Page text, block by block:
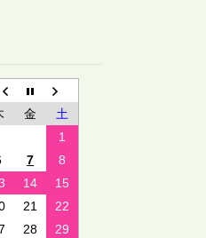
金
土
1
7
8
14
15
21
22
28 29